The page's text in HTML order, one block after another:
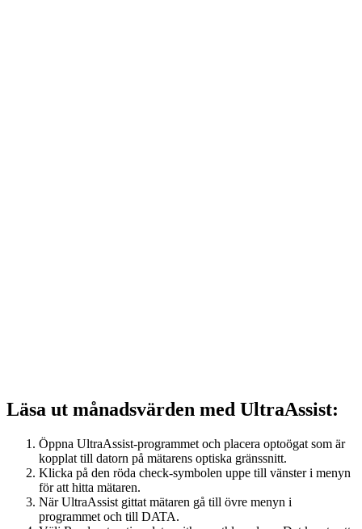
Läsa ut månadsvärden med UltraAssist:
Öppna UltraAssist-programmet och placera optoögat som är
kopplat till datorn på mätarens optiska gränssnitt.
Klicka på den röda check-symbolen uppe till vänster i menyn
för att hitta mätaren.
När UltraAssist gittat mätaren gå till övre menyn i
programmet och till DATA.